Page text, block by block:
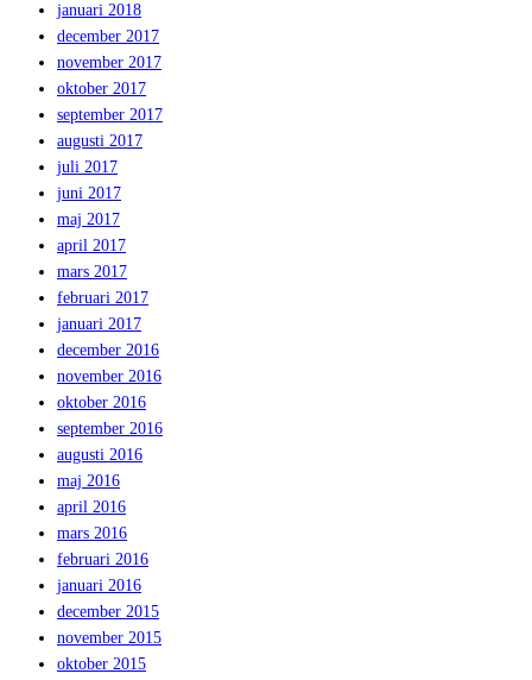
januari 2018
december 2017
november 2017
oktober 2017
september 2017
augusti 2017
juli 2017
juni 2017
maj 2017
april 2017
mars 2017
februari 2017
januari 2017
december 2016
november 2016
oktober 2016
september 2016
augusti 2016
maj 2016
april 2016
mars 2016
februari 2016
januari 2016
december 2015
november 2015
oktober 2015